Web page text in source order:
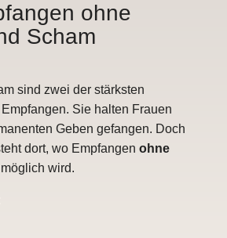
ohne
Scham
sind zwei der stärksten
Sie halten Frauen
Geben gefangen. Doch
dort, wo Empfangenohne
möglich wird.